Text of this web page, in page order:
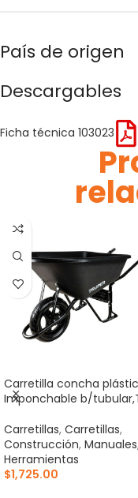
País de origen
Descargables
Ficha técnica 103023
Carretilla concha
Imponchable b/
Carretillas, Carretillas,
Construcción, Manuales
Herramientas
$1,725.00